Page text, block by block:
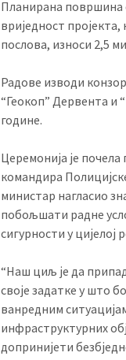
Планирана површина
вриједност
послова, износи 2,5
Радове изводи
“Геокоп” Дервента и
године.
Церемонија је
командира
министар нагласио
побољшати радне
сигурности у цијелој
“Наш циљ је да
своје задатке у што
ванредним
инфраструктурних
допринијети